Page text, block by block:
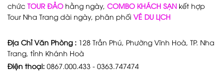
chức TOUR ĐẢO hằng ngày, COMBO KHÁCH SẠN kết hợp
Tour Nha Trang dài ngày, phân phối VÉ DU LỊCH
Địa Chỉ Văn Phòng : 128 Trần Phú, Phường Vĩnh Hoà, TP. Nha
Trang, tỉnh Khánh Hoà
Điện thoại: 0867.000.433 - 0363.747474